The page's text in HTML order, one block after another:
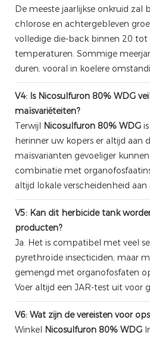
De meeste jaarlijkse onkruid zal
chlorose en achtergebleven
volledige die-back binnen 20
temperaturen. Sommige
duren, vooral in koelere
V4: Is Nicosulfuron 80% WDG
maïsvariëteiten?
Terwijl Nicosulfuron 80% WDG
herinner uw kopers er altijd aan
maïsvarianten gevoeliger
combinatie met
altijd lokale verscheidenheid aan
V5: Kan dit herbicide tank
producten?
Ja. Het is compatibel met veel
pyrethroïde insecticiden, maar
gemengd met organofosfaten
Voer altijd een JAR-test uit voor
V6: Wat zijn de vereisten voor
Winkel Nicosulfuron 80% WDG